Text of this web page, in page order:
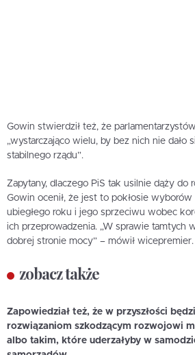
Gowin stwierdził też, że
„wystarczająco wielu, by bez nich nie dało
stabilnego rządu”.
Zapytany, dlaczego PiS tak usilnie dąży do
Gowin ocenił, że jest to pokłosie
ubiegłego roku i jego sprzeciwu wobec
ich przeprowadzenia. „W sprawie tamtych
dobrej stronie mocy” – mówił wicepremier.
zobacz także
Zapowiedział też, że w przyszłości
rozwiązaniom szkodzącym rozwojowi
albo takim, które uderzałyby w